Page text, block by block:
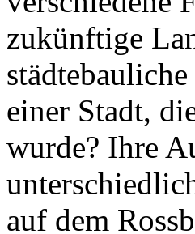
zukünftige
einer Stadt,
wurde? Ihre
auf dem